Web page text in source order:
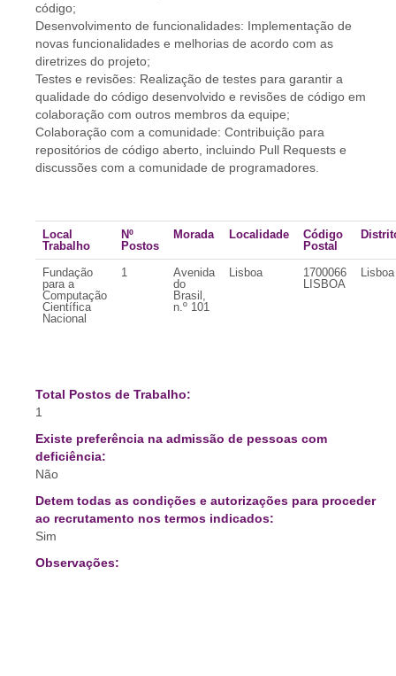
código;
Desenvolvimento de funcionalidades: Implementação de
novas funcionalidades e melhorias de acordo com as
diretrizes do projeto;
Testes e revisões: Realização de testes para garantir a
qualidade do código desenvolvido e revisões de código em
colaboração com outros membros da equipe;
Colaboração com a comunidade: Contribuição para
repositórios de código aberto, incluindo Pull Requests e
discussões com a comunidade de programadores.
Local
Trabalho
Nº
Postos
Morada Localidade
Código
Postal
Fundação
para a
Computação
Científica
Nacional
1
Avenida
do
Brasil,
n.º 101
Lisboa
1700066
LISBOA
Lisboa
Total Postos de Trabalho:
1
Existe preferência na admissão de pessoas com
deficiência:
Não
Detem todas as condições e autorizações para proceder
ao recrutamento nos termos indicados:
Sim
Observações: